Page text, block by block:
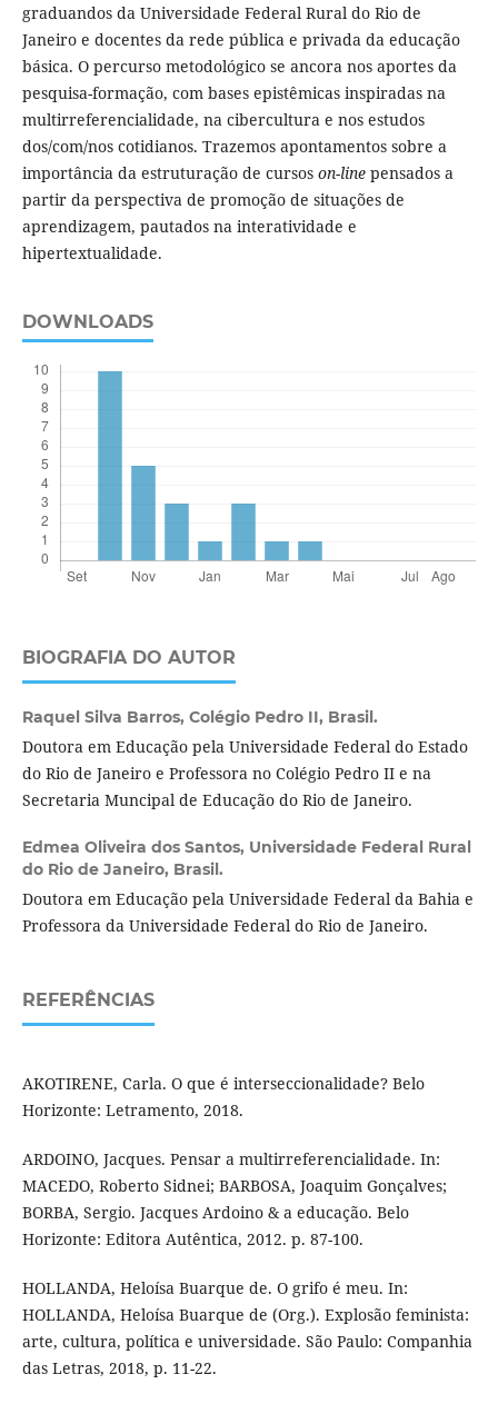
graduandos da Universidade Federal Rural do Rio de
Janeiro e docentes da rede pública e privada da educação
básica. O percurso metodológico se ancora nos aportes da
pesquisa-formação, com bases epistêmicas inspiradas na
multirreferencialidade, na cibercultura e nos estudos
dos/com/nos cotidianos. Trazemos apontamentos sobre a
importância da estruturação de cursos on-linepensados a
partir da perspectiva de promoção de situações de
aprendizagem, pautados na interatividade e
hipertextualidade.
DOWNLOADS
BIOGRAFIA DO AUTOR
Raquel Silva Barros, Colégio Pedro II, Brasil.
Doutora em Educação pela Universidade Federal do Estado
do Rio de Janeiro e Professora no Colégio Pedro II e na
Secretaria Muncipal de Educação do Rio de Janeiro.
Edmea Oliveira dos Santos, Universidade Federal Rural
do Rio de Janeiro, Brasil.
Doutora em Educação pela Universidade Federal da Bahia e
Professora da Universidade Federal do Rio de Janeiro.
REFERÊNCIAS
AKOTIRENE, Carla. O que é interseccionalidade? Belo
Horizonte: Letramento, 2018.
ARDOINO, Jacques. Pensar a multirreferencialidade. In:
MACEDO, Roberto Sidnei; BARBOSA, Joaquim Gonçalves;
BORBA, Sergio. Jacques Ardoino & a educação. Belo
Horizonte: Editora Autêntica, 2012. p. 87-100.
HOLLANDA, Heloísa Buarque de. O grifo é meu. In:
HOLLANDA, Heloísa Buarque de (Org.). Explosão feminista:
arte, cultura, política e universidade. São Paulo: Companhia
das Letras, 2018, p. 11-22.